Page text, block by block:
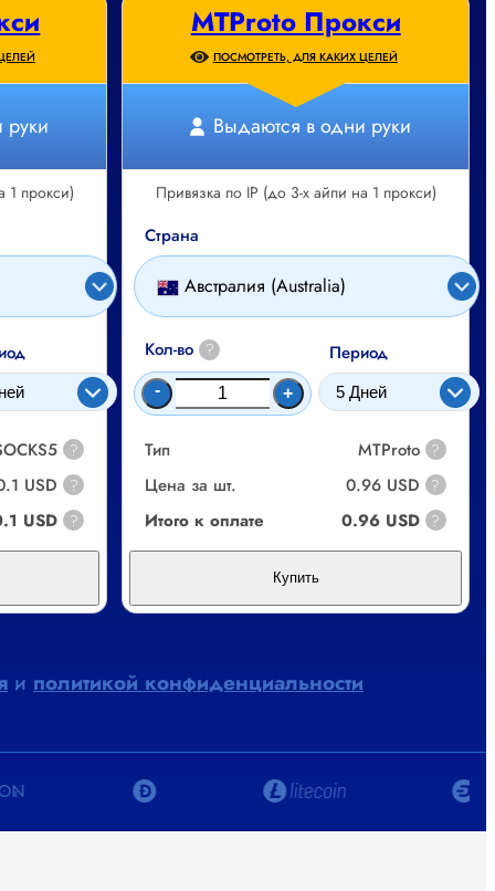
1 прокси)
?
USD ?
USD ?
MTProto Прокси
ПОСМОТРЕТЬ, ДЛЯ КАКИХ ЦЕЛЕЙ
Выдаются в одни руки
Привязка по IP (до 3-х айпи на 1 прокси)
Страна
Австралия (Australia)
Кол-во ?
- +
Период
Тип MTProto ?
Цена за шт. 0.96 USD ?
Итого к оплате 0.96 USD ?
Купить
и политикой конфиденциальности